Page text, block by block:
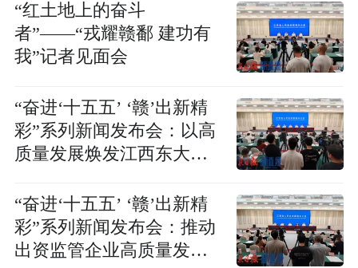
“红土地上的奋斗
者”——“戎耀赣鄱 建功有
我”记者见面会
“奋进‘十五五’ ‘赣’出新精
彩”系列新闻发布会：以高
质量发展焕发江西东大门
“奋进‘十五五’ ‘赣’出新精
彩”系列新闻发布会：推动
出资监管企业高质量发展